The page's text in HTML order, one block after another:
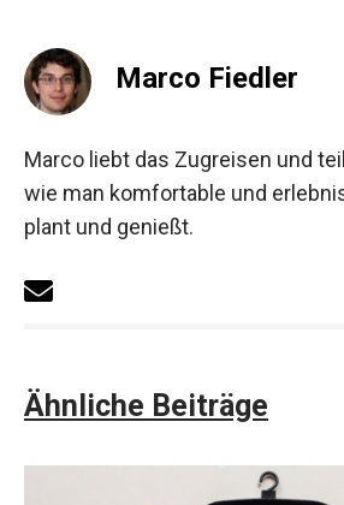
Marco Fiedler
Marco liebt das Zugreisen und
wie man komfortable und
plant und genießt.
Ähnliche Beiträge